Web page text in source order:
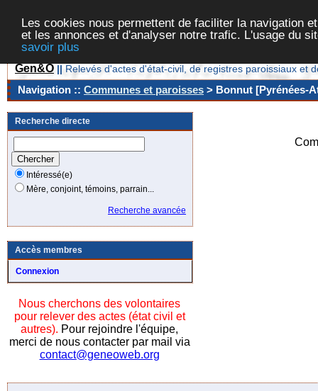
Les cookies nous permettent de faciliter la navigation
et les annonces et d'analyser notre trafic. L'usage du
savoir plus
Gen&O || Relevés d'actes d'état-civil, de registres paroissiaux et
Navigation :: Communes et paroisses > Bonnut [Pyrénées-
Recherche directe
Intéressé(e)
Mère, conjoint, témoins, parrain...
Recherche avancée
Accès membres
Connexion
Nous cherchons des volontaires
pour relever des actes (état civil et
autres). Pour rejoindre l'équipe,
merci de nous contacter par mail via
contact@geneoweb.org